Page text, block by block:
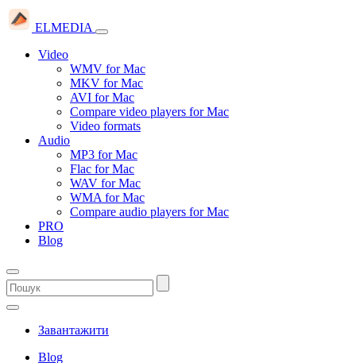
ELMEDIA
Video
WMV for Mac
MKV for Mac
AVI for Mac
Compare video players for Mac
Video formats
Audio
MP3 for Mac
Flac for Mac
WAV for Mac
WMA for Mac
Compare audio players for Mac
PRO
Blog
Завантажити
Blog